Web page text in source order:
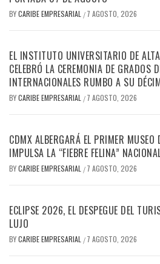
BYCARIBE EMPRESARIAL / 7 AGOSTO, 2026
EL INSTITUTO UNIVERSITARIO DE
CELEBRÓ LA CEREMONIA DE GRADOS
INTERNACIONALES RUMBO A SU
BYCARIBE EMPRESARIAL / 7 AGOSTO, 2026
CDMX ALBERGARÁ EL PRIMER MUSEO
IMPULSA LA “FIEBRE FELINA”
BYCARIBE EMPRESARIAL / 7 AGOSTO, 2026
ECLIPSE 2026, EL DESPEGUE DEL
LUJO
BYCARIBE EMPRESARIAL / 7 AGOSTO, 2026